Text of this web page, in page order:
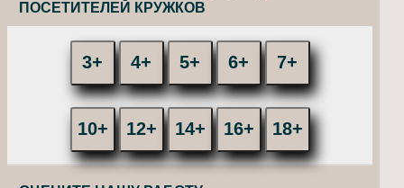
ПОСЕТИТЕЛЕЙ КРУЖКОВ
3+ 4+ 5+ 6+ 7+
10+ 12+ 14+ 16+ 18+